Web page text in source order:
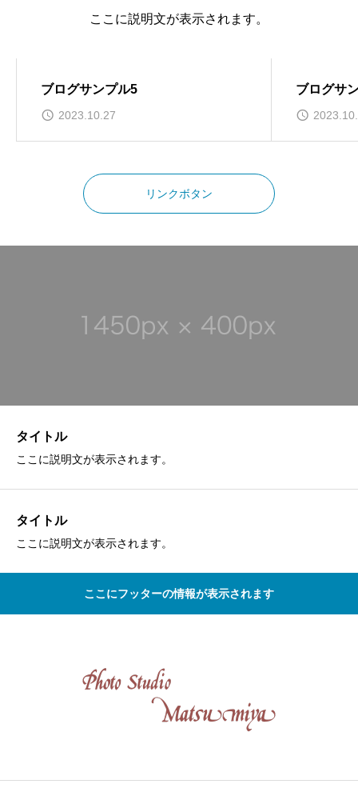
ここに説明文が表示されます。
ブログサンプル5
2023.10.27
ブログサ
リンクボタン
タイトル
ここに説明文が表示されます。
タイトル
ここに説明文が表示されます。
ここにフッターの情報が表示されます